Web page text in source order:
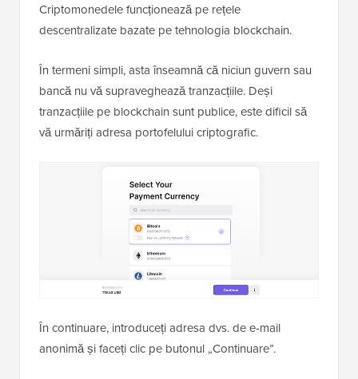
Criptomonedele funcționează pe rețele
descentralizate bazate pe tehnologia blockchain.
În termeni simpli, asta înseamnă că niciun guvern sau
bancă nu vă supraveghează tranzacțiile. Deși
tranzacțiile pe blockchain sunt publice, este dificil să
vă urmăriți adresa portofelului criptografic.
În continuare, introduceți adresa dvs. de e-mail
anonimă și faceți clic pe butonul „Continuare”.